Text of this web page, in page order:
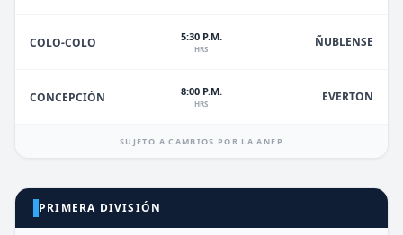
COLO-COLO 5:30 P.M.
HRS ÑUBLENSE
CONCEPCIÓN 8:00 P.M.
HRS EVERTON
SUJETO A CAMBIOS POR LA ANFP
PRIMERA DIVISIÓN